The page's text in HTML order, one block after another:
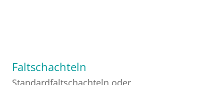
Faltschachteln
Standardfaltschachteln oder